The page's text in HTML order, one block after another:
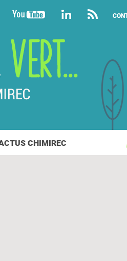
CHIMIREC